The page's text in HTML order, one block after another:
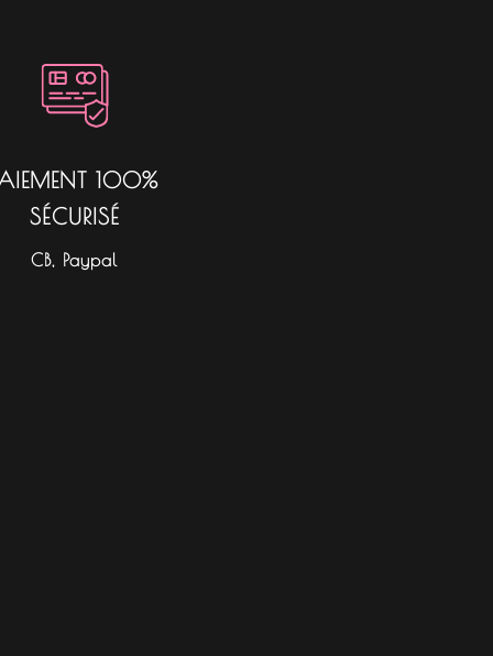
100%
SÉCURISÉ
CB, Paypal